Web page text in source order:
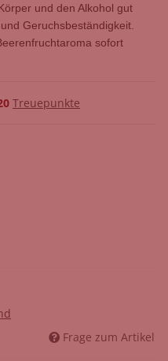
und den Alkohol gut
Geruchsbeständigkeit.
sofort
Treuepunkte
Frage zum Artikel